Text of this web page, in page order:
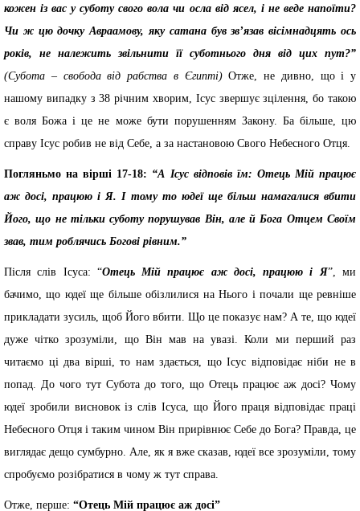
кожен із вас у суботу свого вола чи осла від ясел, і не веде напоїти?
Чи ж цю дочку Авраамову, яку сатана був зв’язав вісімнадцять ось
років, не належить звільнити її суботнього дня від цих пут?”
(Субота – свобода від рабства в Єгипті) Отже, не дивно, що і у
нашому випадку з 38 річним хворим, Ісус звершує зцілення, бо такою
є воля Божа і це не може бути порушенням Закону. Ба більше, цю
справу Ісус робив не від Себе, а за настановою Свого Небесного Отця.
Погляньмо на вірші 17-18: “А Ісус відповів їм: Отець Мій працює
аж досі, працюю і Я. І тому то юдеї ще більш намагалися вбити
Його, що не тільки суботу порушував Він, але й Бога Отцем Своїм
звав, тим роблячись Богові рівним.”
Після слів Ісуса: “Отець Мій працює аж досі, працюю і Я”, ми
бачимо, що юдеї ще більше обізлилися на Нього і почали ще ревніше
прикладати зусиль, щоб Його вбити. Що це показує нам? А те, що юдеї
дуже чітко зрозуміли, що Він мав на увазі. Коли ми перший раз
читаємо ці два вірші, то нам здається, що Ісус відповідає ніби не в
попад. До чого тут Субота до того, що Отець працює аж досі? Чому
юдеї зробили висновок із слів Ісуса, що Його праця відповідає праці
Небесного Отця і таким чином Він прирівнює Себе до Бога? Правда, це
виглядає дещо сумбурно. Але, як я вже сказав, юдеї все зрозуміли, тому
спробуємо розібратися в чому ж тут справа.
Отже, перше: “Отець Мій працює аж досі”